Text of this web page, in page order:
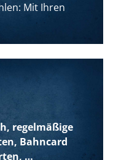
Mit Ihren
regelmäßige
Bahncard
…